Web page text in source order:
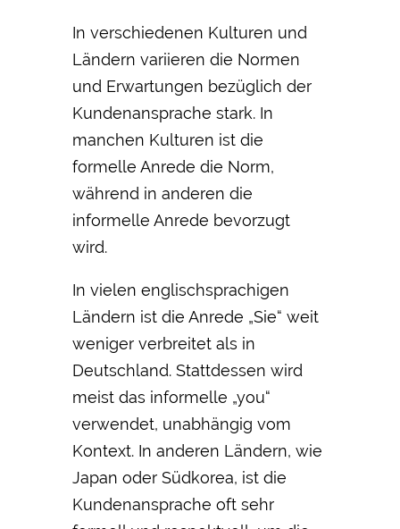
In verschiedenen Kulturen und
Ländern variieren die Normen
und Erwartungen bezüglich der
Kundenansprache stark. In
manchen Kulturen ist die
formelle Anrede die Norm,
während in anderen die
informelle Anrede bevorzugt
wird.
In vielen englischsprachigen
Ländern ist die Anrede „Sie“ weit
weniger verbreitet als in
Deutschland. Stattdessen wird
meist das informelle „you“
verwendet, unabhängig vom
Kontext. In anderen Ländern, wie
Japan oder Südkorea, ist die
Kundenansprache oft sehr